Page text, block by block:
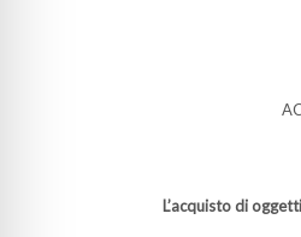
L’acquisto di